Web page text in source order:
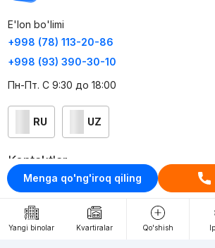
Menga qo'ng'iroq qiling
Yangi binolar Kvartiralar Qo'shish
E'lon bo'limi
+998 (78) 113-20-86
+998 (93) 390-30-10
Пн-Пт. С 9:30 до 18:00
RU UZ
Kontaktlar
loyiha haqida
Webnow © loyihasi
Foydalanish shartlari